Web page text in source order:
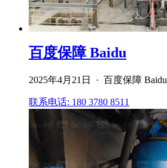
百度保障 Baidu
2025年4月21日 · 百度保障 Baidu
联系电话: 180 3780 8511